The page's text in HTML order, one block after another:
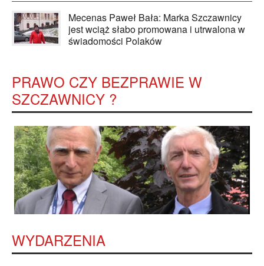
Mecenas Paweł Bała: Marka Szczawnicy
jest wciąż słabo promowana i utrwalona w
świadomości Polaków
PRAWO CZY BEZPRAWIE W
SZCZAWNICY ?
WYDARZENIA